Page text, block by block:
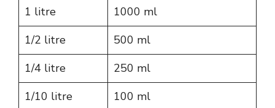
1 litre
1000 ml
1/2 litre
500 ml
1/4 litre
250 ml
1/10 litre
100 ml